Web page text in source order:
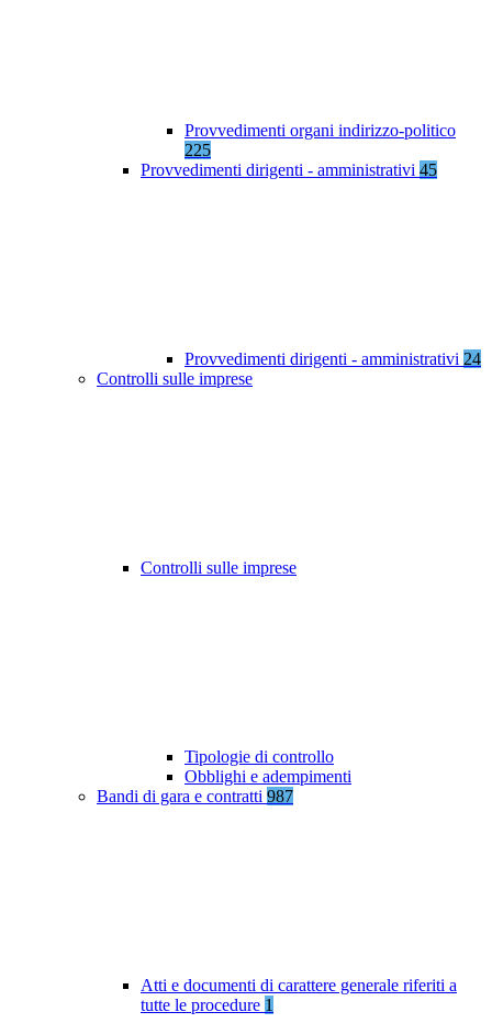
Provvedimenti organi indirizzo-politico
225
Provvedimenti dirigenti - amministrativi 45
Provvedimenti dirigenti - amministrativi 24
Controlli sulle imprese
Controlli sulle imprese
Tipologie di controllo
Obblighi e adempimenti
Bandi di gara e contratti 987
Atti e documenti di carattere generale riferiti a
tutte le procedure 1